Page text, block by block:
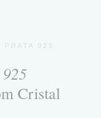
925
Cristal